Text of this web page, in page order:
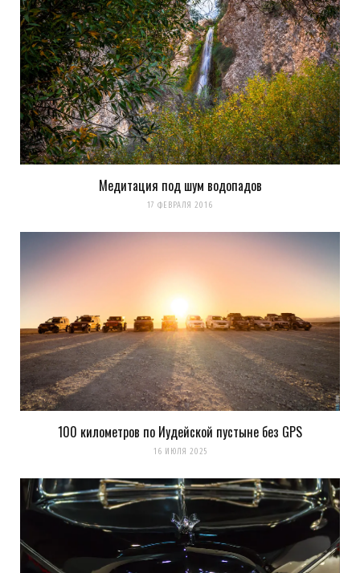
Медитация под шум водопадов
17 ФЕВРАЛЯ 2016
100 километров по Иудейской пустыне без GPS
16 ИЮЛЯ 2025